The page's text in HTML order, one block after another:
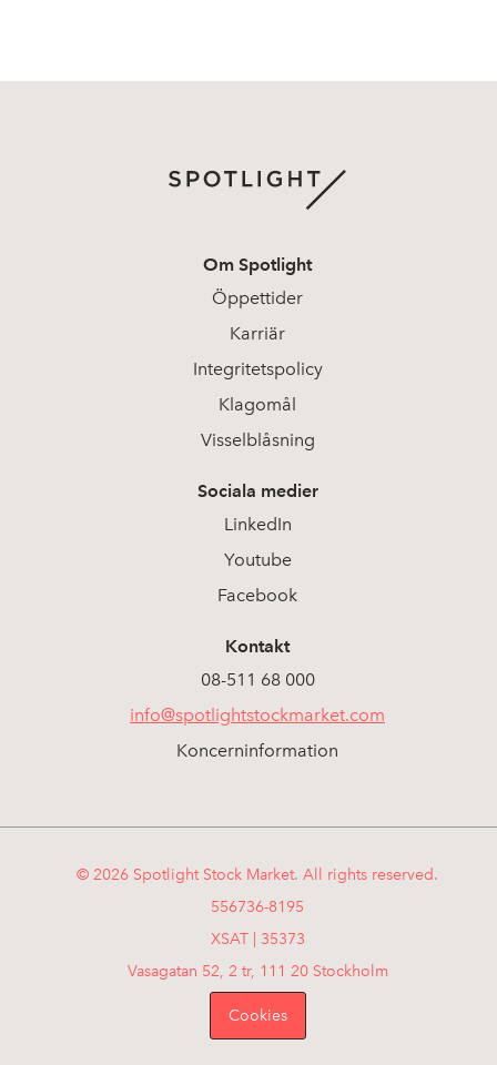
Om Spotlight
Öppettider
Karriär
Integritetspolicy
Klagomål
Visselblåsning
Sociala medier
LinkedIn
Youtube
Facebook
Kontakt
08-511 68 000
info@spotlightstockmarket.com
Koncerninformation
© 2026 Spotlight Stock Market. All rights reserved.
556736-8195
XSAT | 35373
Vasagatan 52, 2 tr, 111 20 Stockholm
Cookies